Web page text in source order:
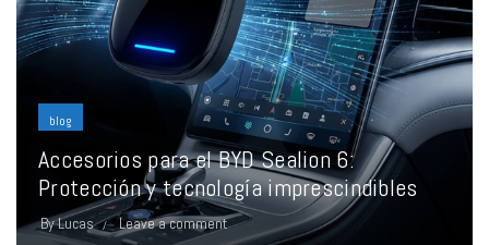
blog
Accesorios para el BYD Sealion 6:
Protección y tecnología imprescindibles
ByLucas Leave a comment